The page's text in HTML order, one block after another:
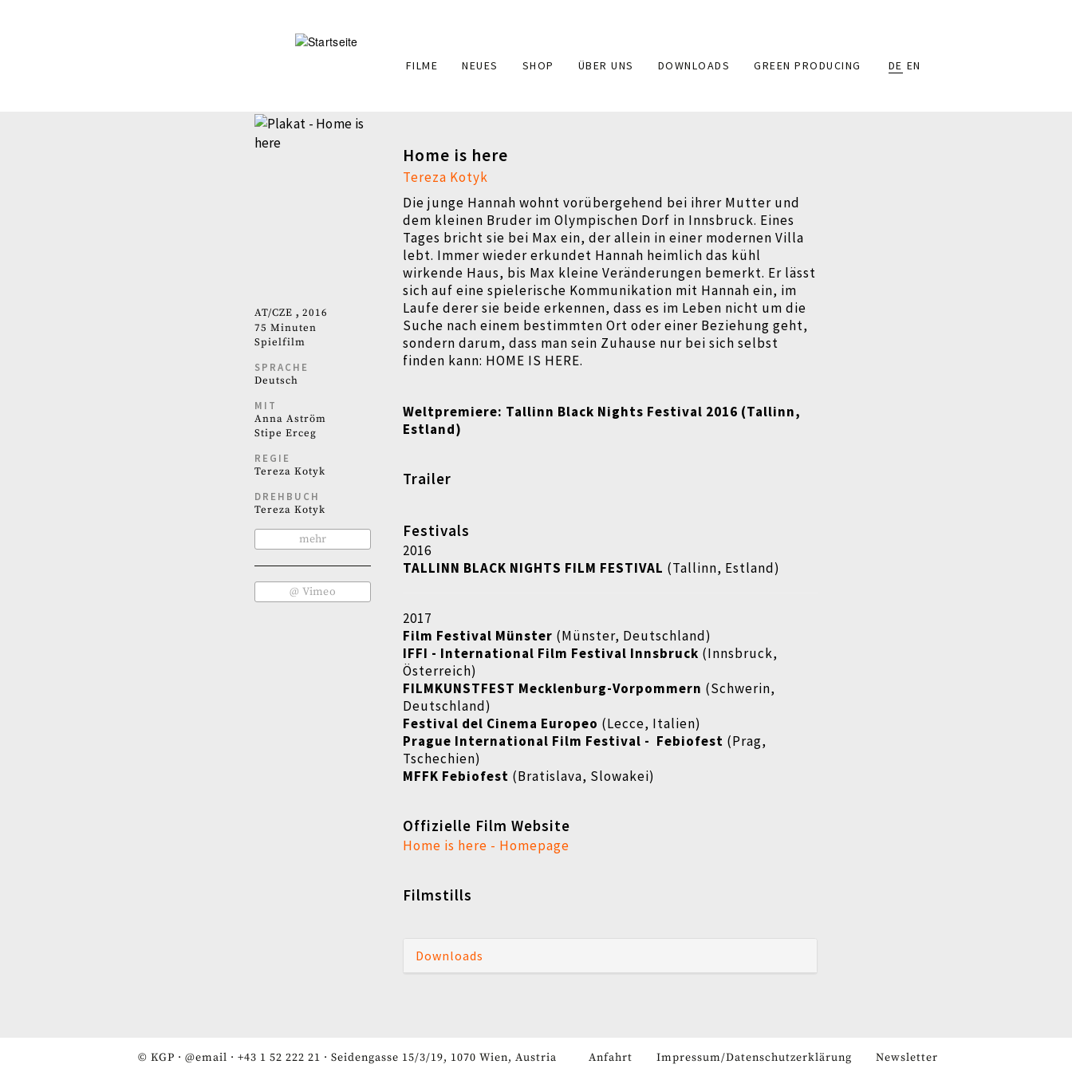
Main
FILME NEUES SHOP ÜBER UNS DOWNLOADS GREEN PRODUCING DE EN
AT CZE
2016
75 Minuten
Spielfilm
SPRACHE
Deutsch
MIT
Anna Aström
Stipe Erceg
REGIE
Tereza Kotyk
DREHBUCH
Tereza Kotyk
mehr
@ Vimeo
Home is here
Tereza Kotyk
Die junge Hannah wohnt vorübergehend bei ihrer Mutter und
dem kleinen Bruder im Olympischen Dorf in Innsbruck. Eines
Tages bricht sie bei Max ein, der allein in einer modernen Villa
lebt. Immer wieder erkundet Hannah heimlich das kühl
wirkende Haus, bis Max kleine Veränderungen bemerkt. Er lässt
sich auf eine spielerische Kommunikation mit Hannah ein, im
Laufe derer sie beide erkennen, dass es im Leben nicht um die
Suche nach einem bestimmten Ort oder einer Beziehung geht,
sondern darum, dass man sein Zuhause nur bei sich selbst
finden kann: HOME IS HERE.
Weltpremiere: Tallinn Black Nights Festival 2016 (Tallinn,
Estland)
Trailer
Festivals
2016
TALLINN BLACK NIGHTS FILM FESTIVAL (Tallinn, Estland)
2017
Film Festival Münster (Münster, Deutschland)
IFFI - International Film Festival Innsbruck (Innsbruck,
Österreich)
FILMKUNSTFEST Mecklenburg-Vorpommern (Schwerin,
Deutschland)
Festival del Cinema Europeo (Lecce, Italien)
Prague International Film Festival - Febiofest (Prag,
Tschechien)
MFFK Febiofest (Bratislava, Slowakei)
Offizielle Film Website
Home is here - Homepage
Filmstills
Downloads
© KGP · @email · +43 1 52 222 21 · Seidengasse 15/3/19, 1070 Wien, Austria Anfahrt Impressum/Datenschutzerklärung Newsletter